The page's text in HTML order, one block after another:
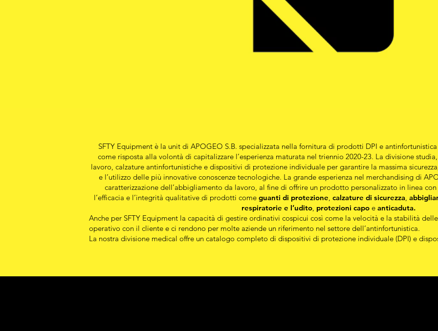
SFTY Equipment è la unit di APOGEO S.B. specializzata nella fornitura di prodotti DPI e
come risposta alla volontà di capitalizzare l’esperienza maturata nel triennio 2020-23. La divisione
lavoro, calzature antinfortunistiche e dispositivi di protezione individuale per garantire la massima
e l’utilizzo delle più innovative conoscenze tecnologiche. La grande esperienza nel merchandising di
caratterizzazione dell’abbigliamento da lavoro, al fine di offrire un prodotto personalizzato in linea
l’efficacia e l’integrità qualitative di prodotti come guanti di protezione, calzature di sicurezza,
respiratorie e l’udito, protezioni capo e anticaduta.
Anche per SFTY Equipment la capacità di gestire ordinativi cospicui così come la velocità e la stabilità
operativo con il cliente e ci rendono per molte aziende un riferimento nel settore dell’antinfortunistica.
La nostra divisione medical offre un catalogo completo di dispositivi di protezione individuale (DPI) e